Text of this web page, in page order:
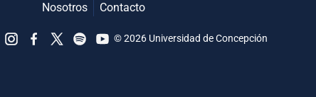
Nosotros Contacto
© 2026 Universidad de Concepción